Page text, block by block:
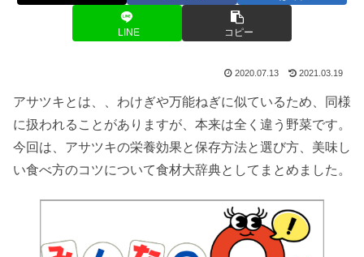
LINE コピー
2020.07.13 2021.03.19
アサツキとは、、わけぎや万能ねぎに似ているため、同様
に扱われることがありますが、本来は全く違う野菜です。
今回は、アサツキの栄養効果と保存方法と選び方、美味し
い食べ方のコツについて食材大辞典としてまとめました。